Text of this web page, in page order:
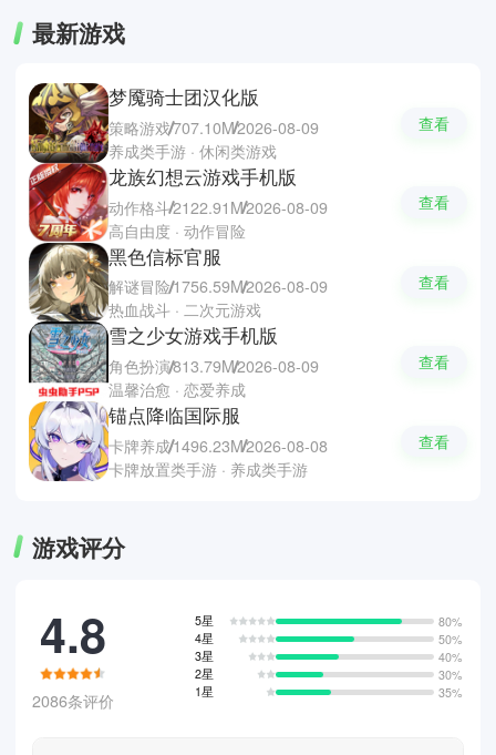
最新游戏
梦魇骑士团汉化版
策略游戏707.10M2026-08-09
养成类手游 · 休闲类游戏
查看
龙族幻想云游戏手机版
动作格斗2122.91M2026-08-09
高自由度 · 动作冒险
查看
黑色信标官服
解谜冒险1756.59M2026-08-09
热血战斗 · 二次元游戏
查看
雪之少女游戏手机版
角色扮演813.79M2026-08-09
温馨治愈 · 恋爱养成
查看
锚点降临国际服
卡牌养成1496.23M2026-08-08
卡牌放置类手游 · 养成类手游
查看
游戏评分
4.8
2086条评价
5星
80%
4星
50%
3星
40%
2星
30%
1星
35%